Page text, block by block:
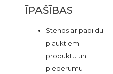
ĪPAŠĪBAS
Stends ar papildu
plauktiem
produktu un
piederumu